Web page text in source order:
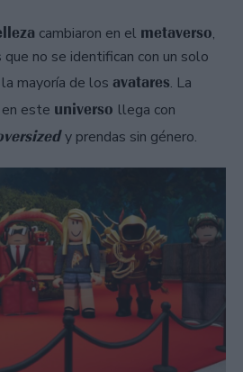
cambiaron en el metaverso,
no se identifican con un solo
mayoría de los avatares. La
este universo llega con
y prendas sin género.